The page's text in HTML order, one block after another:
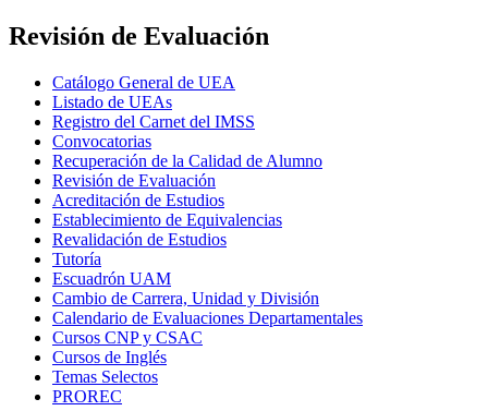
Revisión de Evaluación
Catálogo General de UEA
Listado de UEAs
Registro del Carnet del IMSS
Convocatorias
Recuperación de la Calidad de Alumno
Revisión de Evaluación
Acreditación de Estudios
Establecimiento de Equivalencias
Revalidación de Estudios
Tutoría
Escuadrón UAM
Cambio de Carrera, Unidad y División
Calendario de Evaluaciones Departamentales
Cursos CNP y CSAC
Cursos de Inglés
Temas Selectos
PROREC